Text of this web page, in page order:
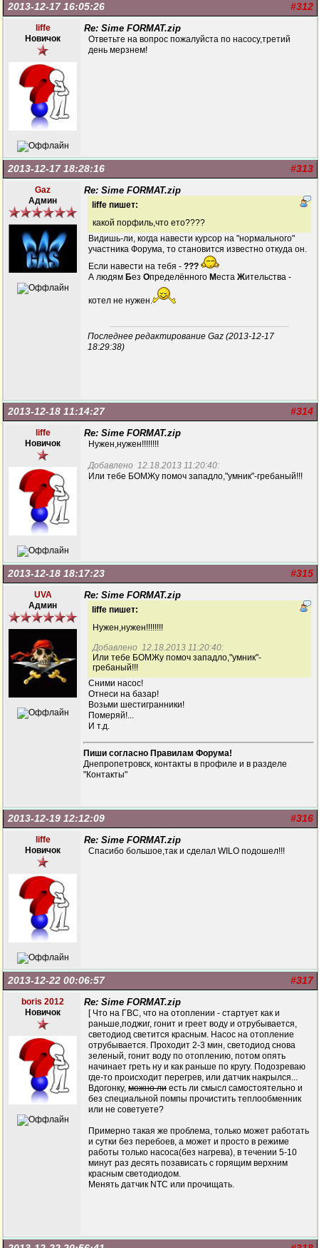
#312
2013-12-17 16:05:26
liffe
Новичок
Re: Sime FORMAT.zip
Ответьте на вопрос пожалуйста по насосу,третий
день мерзнем!
#313
2013-12-17 18:28:16
Gaz
Админ
Re: Sime FORMAT.zip
liffe пишет:
какой порфиль,что ето????
Видишь-ли, когда навести курсор на "нормального"
участника Форума, то становится известно откуда он.
Если навести на тебя - ???
А людям Без Определённого Места Жительства -
котел не нужен.
Последнее редактирование Gaz (2013-12-17
18:29:38)
#314
2013-12-18 11:14:27
liffe
Новичок
Re: Sime FORMAT.zip
Нужен,нужен!!!!!!!!
Добавлено 12.18.2013 11:20:40:
Или тебе БОМЖу помоч западло,"умник"-гребаный!!!
#315
2013-12-18 18:17:23
UVA
Админ
Re: Sime FORMAT.zip
liffe пишет:
Нужен,нужен!!!!!!!!
Добавлено 12.18.2013 11:20:40:
Или тебе БОМЖу помоч западло,"умник"-
гребаный!!!
Сними насос!
Отнеси на базар!
Возьми шестигранники!
Померяй!...
И т.д.
Пиши согласно Правилам Форума!
Днепропетровск, контакты в профиле и в разделе
"Контакты"
#316
2013-12-19 12:12:09
liffe
Новичок
Re: Sime FORMAT.zip
Спасибо большое,так и сделал WILO подошел!!!
#317
2013-12-22 00:06:57
boris 2012
Новичок
Re: Sime FORMAT.zip
[ Что на ГВС, что на отоплении - стартует как и
раньше,поджиг, гонит и греет воду и отрубывается,
светодиод светится красным. Насос на отопление
отрубывается. Проходит 2-3 мин, светодиод снова
зеленый, гонит воду по отоплению, потом опять
начинает греть ну и как раньше по кругу. Подозреваю
где-то происходит перегрев, или датчик накрылся...
Вдогонку, можно ли есть ли смысл самостоятельно и
без специальной помпы прочистить теплообменник
или не советуете?
Примерно такая же проблема, только может работать
и сутки без перебоев, а может и просто в режиме
работы только насоса(без нагрева), в течении 5-10
минут раз десять позависать с горящим верхним
красным светодиодом.
Менять датчик NТС или прочищать.